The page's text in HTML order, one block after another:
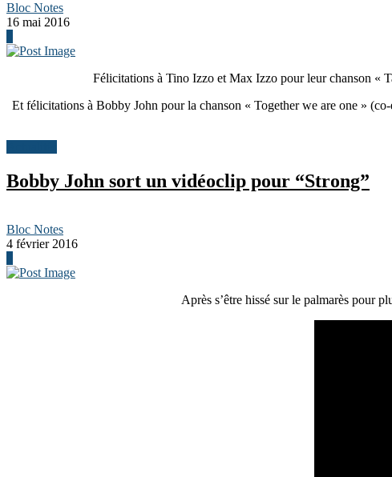
Bloc Notes
16 mai 2016
Félicitations à Tino Izzo et Max Izzo pour leur chanson «
Et félicitations à Bobby John pour la chanson « Together we are one »
Bobby John sort un vidéoclip pour “Strong”
Bloc Notes
4 février 2016
Après s’être hissé sur le palmarès pour